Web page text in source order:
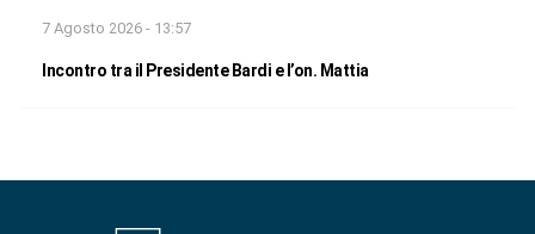
7 Agosto 2026 - 13:57
Incontro tra il Presidente Bardi e l’on. Mattia